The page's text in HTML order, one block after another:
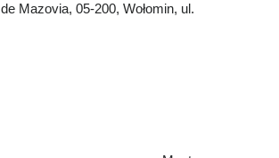
Mazovia, 05-200, Wołomin, ul.